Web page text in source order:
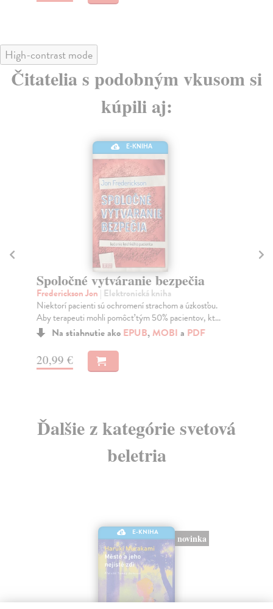
High-contrast mode
Čitatelia s podobným vkusom si
kúpili aj:
E-KNIHA
Spoločné vytváranie bezpečia
Frederickson Jon | Elektronická kniha
Niektorí pacienti sú ochromení strachom a úzkosťou.
Aby terapeuti mohli pomôcť tým 50% pacientov, kt...
Na stiahnutie ako EPUB,MOBI a PDF
20,99 €
Ďalšie z kategórie svetová
beletria
E-KNIHA
novinka